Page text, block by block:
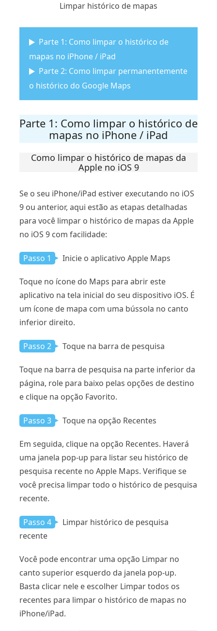
Limpar histórico de mapas
Parte 1: Como limpar o histórico de
mapas no iPhone / iPad
Parte 2: Como limpar permanentemente
o histórico do Google Maps
Parte 1: Como limpar o histórico de
mapas no iPhone / iPad
Como limpar o histórico de mapas da
Apple no iOS 9
Se o seu iPhone/iPad estiver executando no iOS
9 ou anterior, aqui estão as etapas detalhadas
para você limpar o histórico de mapas da Apple
no iOS 9 com facilidade:
Passo 1 Inicie o aplicativo Apple Maps
Toque no ícone do Maps para abrir este
aplicativo na tela inicial do seu dispositivo iOS. É
um ícone de mapa com uma bússola no canto
inferior direito.
Passo 2 Toque na barra de pesquisa
Toque na barra de pesquisa na parte inferior da
página, role para baixo pelas opções de destino
e clique na opção Favorito.
Passo 3 Toque na opção Recentes
Em seguida, clique na opção Recentes. Haverá
uma janela pop-up para listar seu histórico de
pesquisa recente no Apple Maps. Verifique se
você precisa limpar todo o histórico de pesquisa
recente.
Passo 4
Limpar histórico de pesquisa
recente
Você pode encontrar uma opção Limpar no
canto superior esquerdo da janela pop-up.
Basta clicar nele e escolher Limpar todos os
recentes para limpar o histórico de mapas no
iPhone/iPad.